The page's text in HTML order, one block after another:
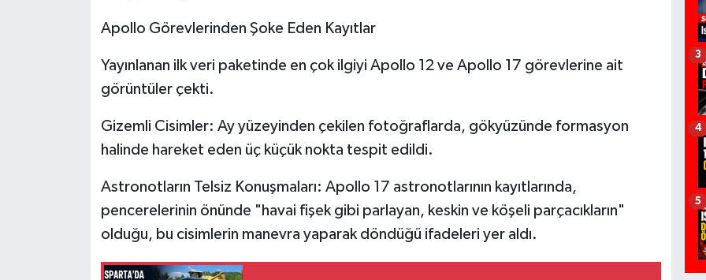
Apollo Görevlerinden Şoke Eden Kayıtlar
Yayınlanan ilk veri paketinde en çok ilgiyi Apollo 12 ve Apollo 17 görevlerine ait
görüntüler çekti.
Gizemli Cisimler: Ay yüzeyinden çekilen fotoğraflarda, gökyüzünde formasyon
halinde hareket eden üç küçük nokta tespit edildi.
Astronotların Telsiz Konuşmaları: Apollo 17 astronotlarının kayıtlarında,
pencerelerinin önünde "havai fişek gibi parlayan, keskin ve köşeli parçacıkların"
olduğu, bu cisimlerin manevra yaparak döndüğü ifadeleri yer aldı.
3
4
5